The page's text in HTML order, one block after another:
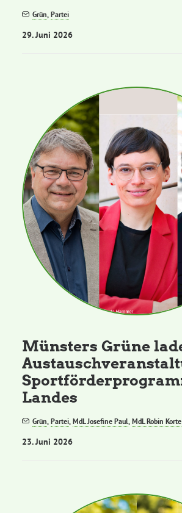
Grün,Partei
29. Juni 2026
Münsters Grüne
Landes
Grün,Partei,MdL Josefine Paul,MdL Robin Korte
23. Juni 2026